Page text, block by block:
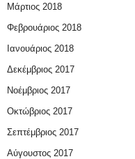
Μάρτιος 2018
Φεβρουάριος 2018
Ιανουάριος 2018
Δεκέμβριος 2017
Νοέμβριος 2017
Οκτώβριος 2017
Σεπτέμβριος 2017
Αύγουστος 2017